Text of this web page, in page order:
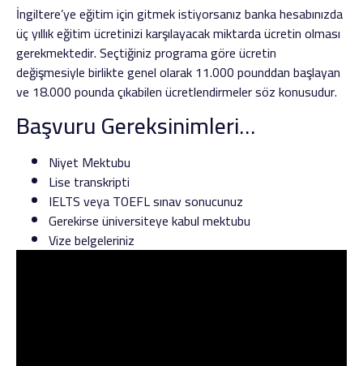
İngiltere’ye eğitim için gitmek istiyorsanız banka hesabınızda
üç yıllık eğitim ücretinizi karşılayacak miktarda ücretin olması
gerekmektedir. Seçtiğiniz programa göre ücretin
değişmesiyle birlikte genel olarak 11.000 pounddan başlayan
ve 18.000 pounda çıkabilen ücretlendirmeler söz konusudur.
Başvuru Gereksinimleri…
Niyet Mektubu
Lise transkripti
IELTS veya TOEFL sınav sonucunuz
Gerekirse üniversiteye kabul mektubu
Vize belgeleriniz